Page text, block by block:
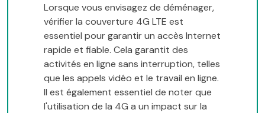
Lorsque vous envisagez de déménager,
vérifier la couverture 4G LTE est
essentiel pour garantir un accès Internet
rapide et fiable. Cela garantit des
activités en ligne sans interruption, telles
que les appels vidéo et le travail en ligne.
Il est également essentiel de noter que
l'utilisation de la 4G a un impact sur la